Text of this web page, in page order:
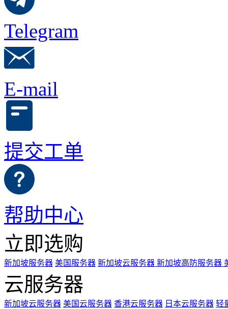
Telegram
E-mail
提交工单
帮助中心
立即选购
新加坡服务器 美国服务器 新加坡云服务器 新加坡高防服务器
云服务器
新加坡云服务器 美国云服务器 香港云服务器 日本云服务器 轻